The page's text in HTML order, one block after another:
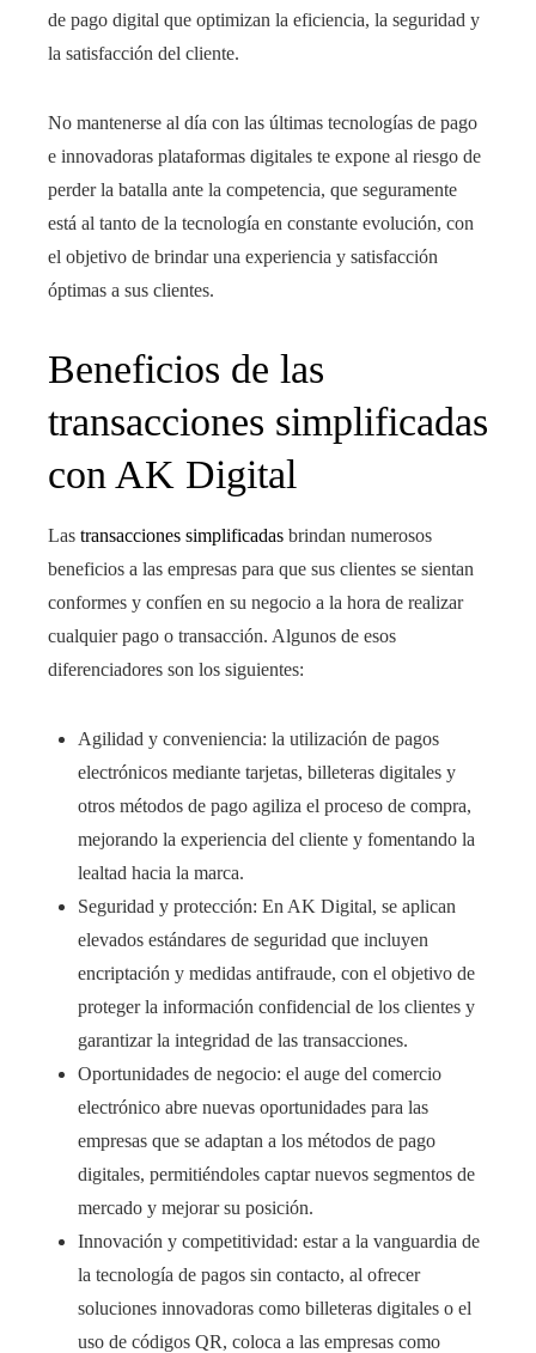
de pago digital que optimizan la eficiencia, la seguridad y
la satisfacción del cliente.
No mantenerse al día con las últimas tecnologías de pago
e innovadoras plataformas digitales te expone al riesgo de
perder la batalla ante la competencia, que seguramente
está al tanto de la tecnología en constante evolución, con
el objetivo de brindar una experiencia y satisfacción
óptimas a sus clientes.
Beneficios de las
transacciones simplificadas
con AK Digital
Las transacciones simplificadas brindan numerosos
beneficios a las empresas para que sus clientes se sientan
conformes y confíen en su negocio a la hora de realizar
cualquier pago o transacción. Algunos de esos
diferenciadores son los siguientes:
Agilidad y conveniencia: la utilización de pagos
electrónicos mediante tarjetas, billeteras digitales y
otros métodos de pago agiliza el proceso de compra,
mejorando la experiencia del cliente y fomentando la
lealtad hacia la marca.
Seguridad y protección: En AK Digital, se aplican
elevados estándares de seguridad que incluyen
encriptación y medidas antifraude, con el objetivo de
proteger la información confidencial de los clientes y
garantizar la integridad de las transacciones.
Oportunidades de negocio: el auge del comercio
electrónico abre nuevas oportunidades para las
empresas que se adaptan a los métodos de pago
digitales, permitiéndoles captar nuevos segmentos de
mercado y mejorar su posición.
Innovación y competitividad: estar a la vanguardia de
la tecnología de pagos sin contacto, al ofrecer
soluciones innovadoras como billeteras digitales o el
uso de códigos QR, coloca a las empresas como